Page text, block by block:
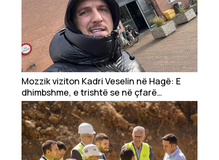
Mozzik viziton Kadri Veselin në Hagë: E
dhimbshme, e trishtë se në çfarë
horizonte është lakuar lufta e pastërt e
UÇK-së